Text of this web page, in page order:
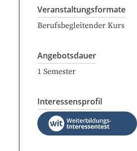
Veranstaltungsformate
Berufsbegleitender Kurs
Angebotsdauer
1 Semester
Interessensprofil